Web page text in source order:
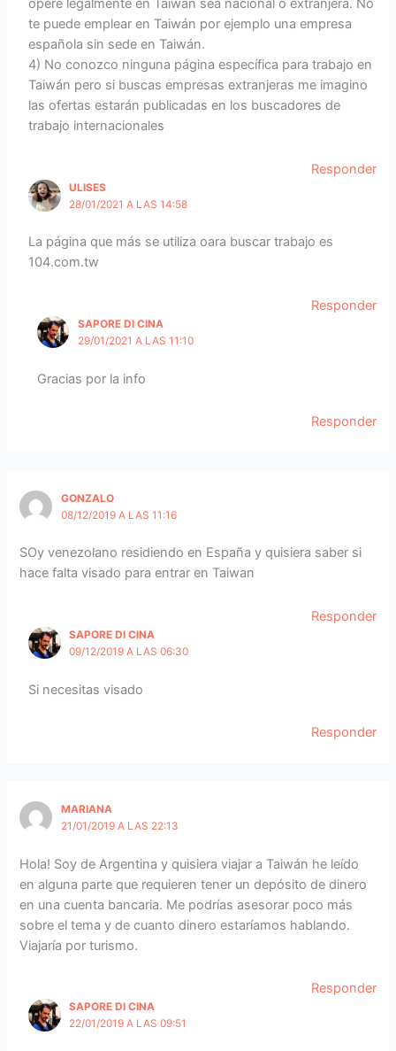
opere legalmente en Taiwán sea nacional o extranjera. No
te puede emplear en Taiwán por ejemplo una empresa
española sin sede en Taiwán.
4) No conozco ninguna página específica para trabajo en
Taiwán pero si buscas empresas extranjeras me imagino
las ofertas estarán publicadas en los buscadores de
trabajo internacionales
Responder
ULISES
28/01/2021 A LAS 14:58
La página que más se utiliza oara buscar trabajo es
104.com.tw
Responder
SAPORE DI CINA
29/01/2021 A LAS 11:10
Gracias por la info
Responder
GONZALO
08/12/2019 A LAS 11:16
SOy venezolano residiendo en España y quisiera saber si
hace falta visado para entrar en Taiwan
Responder
SAPORE DI CINA
09/12/2019 A LAS 06:30
Si necesitas visado
Responder
MARIANA
21/01/2019 A LAS 22:13
Hola! Soy de Argentina y quisiera viajar a Taiwán he leído
en alguna parte que requieren tener un depósito de dinero
en una cuenta bancaria. Me podrías asesorar poco más
sobre el tema y de cuanto dinero estaríamos hablando.
Viajaría por turismo.
Responder
SAPORE DI CINA
22/01/2019 A LAS 09:51